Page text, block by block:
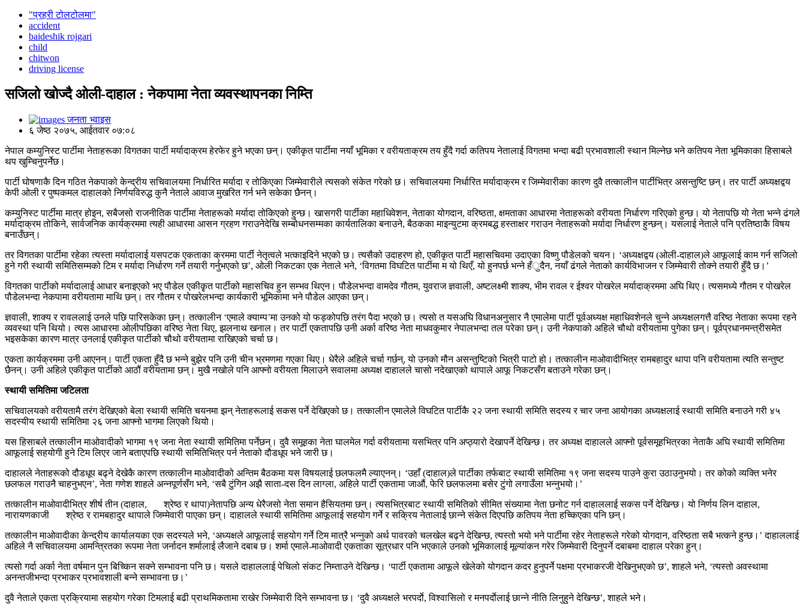
"प्रहरी टोलटोलमा"
accident
baideshik rojgari
child
chitwon
driving license
सजिलो खोज्दै ओली-दाहाल : नेकपामा नेता व्यवस्थापनका निम्ति
जनता भ्वाइस
६ जेष्ठ २०७५, आईतवार ०७:०८
नेपाल कम्युनिस्ट पार्टीमा नेताहरूका विगतका पार्टी मर्यादाक्रम हेरफेर हुने भएका छन्। एकीकृत पार्टीमा नयाँ भूमिका र वरीयताक्रम तय हुँदै गर्दा कतिपय नेतालाई विगतमा भन्दा बढी प्रभावशाली स्थान मिल्नेछ भने कतिपय नेता भूमिकाका हिसाबले
थप खुम्चिनुपर्नेछ।
पार्टी घोषणाकै दिन गठित नेकपाको केन्द्रीय सचिवालयमा निर्धारित मर्यादा र तोकिएका जिम्मेवारीले त्यसको संकेत गरेको छ। सचिवालयमा निर्धारित मर्यादाक्रम र जिम्मेवारीका कारण दुवै तत्कालीन पार्टीभित्र असन्तुष्टि छन्। तर पार्टी अध्यक्षद्वय
केपी ओली र पुष्पकमल दाहालको निर्णयविरुद्ध कुनै नेताले आवाज मुखरित गर्न भने सकेका छैनन्।
कम्युनिस्ट पार्टीमा मात्र होइन, सबैजसो राजनीतिक पार्टीमा नेताहरूको मर्यादा तोकिएको हुन्छ। खासगरी पार्टीका महाधिवेशन, नेताका योगदान, वरिष्ठता, क्षमताका आधारमा नेताहरूको वरीयता निर्धारण गरिएको हुन्छ। यो नेतापछि यो नेता भन्ने ढंगले
मर्यादाक्रम तोकिने, सार्वजनिक कार्यक्रममा त्यही आधारमा आसन ग्रहण गराउनेदेखि सम्बोधनसम्मका कार्यतालिका बनाउने, बैठकका माइन्युटमा क्रमबद्ध हस्ताक्षर गराउन नेताहरूको मर्यादा निर्धारण हुन्छन्। यसलाई नेताले पनि प्रतिष्ठाकै विषय
बनाउँछन्।
तर विगतका पार्टीमा रहेका त्यस्ता मर्यादालाई यसपटक एकताका क्रममा पार्टी नेतृत्वले भत्काइदिने भएको छ। त्यसैको उदाहरण हो, एकीकृत पार्टी महासचिवमा उदाएका विष्णु पौडेलको चयन। ‘अध्यक्षद्वय (ओली-दाहाल)ले आफूलाई काम गर्न सजिलो
हुने गरी स्थायी समितिसम्मको टिम र मर्यादा निर्धारण गर्ने तयारी गर्नुभएको छ’, ओली निकटका एक नेताले भने, ‘विगतमा विघटित पार्टीमा म यो थिएँ, यो हुनपर्छ भन्ने हँुदैन, नयाँ ढंगले नेताको कार्यविभाजन र जिम्मेवारी तोक्ने तयारी हुँदै छ।’
विगतका पार्टीको मर्यादालाई आधार बनाइएको भए पौडेल एकीकृृत पार्टीको महासचिव हुन सम्भव थिएन। पौडेलभन्दा वामदेव गौतम, युवराज ज्ञवाली, अष्टलक्ष्मी शाक्य, भीम रावल र ईश्वर पोखरेल मर्यादाक्रममा अघि थिए। त्यसमध्ये गौतम र पोखरेल
पौडेलभन्दा नेकपामा वरीयतामा माथि छन्। तर गौतम र पोखरेलभन्दा कार्यकारी भूमिकामा भने पौडेल आएका छन्।
ज्ञवाली, शाक्य र रावललाई उनले पछि पारिसकेका छन्। तत्कालीन ‘एमाले क्याम्प’मा उनको यो फड्कोपछि तरंग पैदा भएको छ। त्यसो त यसअघि विधानअनुसार नै एमालेमा पार्टी पूर्वअध्यक्ष महाधिवशेनले चुन्ने अध्यक्षलगत्तै वरिष्ठ नेताका रूपमा रहने
व्यवस्था पनि थियो। त्यस आधारमा ओलीपछिका वरिष्ठ नेता थिए, झलनाथ खनाल। तर पार्टी एकतापछि उनी अर्का वरिष्ठ नेता माधवकुमार नेपालभन्दा तल परेका छन्। उनी नेकपाको अहिले चौथो वरीयतामा पुगेका छन्। पूर्वप्रधानमन्त्रीसमेत
भइसकेका कारण मात्र उनलाई एकीकृत पार्टीको चौथो वरीयतामा राखिएको चर्चा छ।
एकता कार्यक्रममा उनी आएनन्। पार्टी एकता हुँदै छ भन्ने बुझेर पनि उनी चीन भ्रमणमा गएका थिए। धेरैले अहिले चर्चा गर्छन्, यो उनको मौन असन्तुष्टिको भित्री पाटो हो। तत्कालीन माओवादीभित्र रामबहादुर थापा पनि वरीयतामा त्यति सन्तुष्ट
छैनन्। उनी अहिले एकीकृत पार्टीको आठौं वरीयतामा छन्। मुखै नखोले पनि आफ्नो वरीयता मिलाउने सवालमा अध्यक्ष दाहालले चासो नदेखाएको थापाले आफू निकटसँग बताउने गरेका छन्।
स्थायी समितिमा जटिलता
सचिवालयको वरीयतामै तरंग देखिएको बेला स्थायी समिति चयनमा झन् नेताहरूलाई सकस पर्ने देखिएको छ। तत्कालीन एमालेले विघटित पार्टीकै २२ जना स्थायी समिति सदस्य र चार जना आयोगका अध्यक्षलाई स्थायी समिति बनाउने गरी ४५
सदस्यीय स्थायी समितिमा २६ जना आफ्नो भागमा लिएको थियो।
यस हिसाबले तत्कालीन माओवादीको भागमा १९ जना नेता स्थायी समितिमा पर्नेछन्। दुवै समूहका नेता घालमेल गर्दा वरीयतामा यसभित्र पनि अप्ठ्यारो देखापर्ने देखिन्छ। तर अध्यक्ष दाहालले आफ्नो पूर्वसमूहभित्रका नेताकै अघि स्थायी समितिमा
आफूलाई सहयोगी हुने टिम लिएर जाने बताएपछि स्थायी समितिभित्र पर्न नेताको दौडधूप भने जारी छ।
दाहालले नेताहरूको दौडधूप बढ्ने देखेकै कारण तत्कालीन माओवादीको अन्तिम बैठकमा यस विषयलाई छलफलमै ल्याएनन्। ‘उहाँ (दाहाल)ले पार्टीका तर्फबाट स्थायी समितिमा १९ जना सदस्य पाउने कुरा उठाउनुभयो। तर कोको व्यक्ति भनेर
छलफल गराउनै चाहनुभएन’, नेता गणेश शाहले अन्नपूर्णसँग भने, ‘सबै टुंगिन अझै साता-दस दिन लाग्ला, अहिले पार्टी एकतामा जाऔं, फेरि छलफलमा बसेर टुंगो लगाउँला भन्नुभयो।’
तत्कालीन माओवादीभित्र शीर्ष तीन (दाहाल, श्रेष्ठ र थापा)नेतापछि अन्य धेरैजसो नेता समान हैसियतमा छन्। त्यसभित्रबाट स्थायी समितिको सीमित संख्यामा नेता छनोट गर्न दाहाललाई सकस पर्ने देखिन्छ। यो निर्णय लिन दाहाल,
नारायणकाजी श्रेष्ठ र रामबहादुर थापाले जिम्मेवारी पाएका छन्। दाहालले स्थायी समितिमा आफूलाई सहयोग गर्ने र सक्रिय नेतालाई छान्ने संकेत दिएपछि कतिपय नेता हच्किएका पनि छन्।
तत्कालीन माओवादीका केन्द्रीय कार्यालयका एक सदस्यले भने, ‘अध्यक्षले आफूलाई सहयोग गर्ने टिम मात्रै भन्नुको अर्थ पावरको चलखेल बढ्ने देखिन्छ, त्यस्तो भयो भने पार्टीमा रहेर नेताहरूले गरेको योगदान, वरिष्ठता सबै भत्कने हुन्छ।’ दाहाललाई
अहिले नै सचिवालयमा आमन्त्रितका रूपमा नेता जर्नादन शर्मालाई लैजाने दबाब छ। शर्मा एमाले-माओवादी एकताका सूत्रधार पनि भएकाले उनको भूमिकालाई मूल्यांकन गरेर जिम्मेवारी दिनुपर्ने दबाबमा दाहाल परेका हुन्।
त्यसो गर्दा अर्का नेता वर्षमान पुन बिच्किन सक्ने सम्भावना पनि छ। यसले दाहाललाई पेचिलो संकट निम्ताउने देखिन्छ। ‘पार्टी एकतामा आफूले खेलेको योगदान कदर हुनुपर्ने पक्षमा प्रभाकरजी देखिनुभएको छ’, शाहले भने, ‘त्यस्तो अवस्थामा
अनन्तजीभन्दा प्रभाकर प्रभावशाली बन्ने सम्भावना छ।’
दुवै नेताले एकता प्रक्रियामा सहयोग गरेका टिमलाई बढी प्राथमिकतामा राखेर जिम्मेवारी दिने सम्भावना छ। ‘दुवै अध्यक्षले भरपर्दाे, विश्वासिलो र मनपर्दाेलाई छान्ने नीति लिनुहुने देखिन्छ’, शाहले भने।